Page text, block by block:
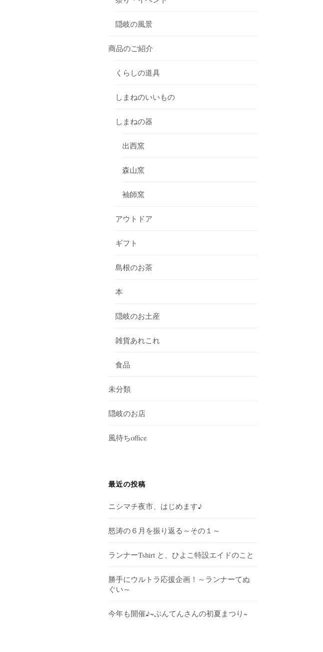
隠岐の風景
商品のご紹介
くらしの道具
しまねのいいもの
しまねの器
出西窯
森山窯
袖師窯
アウトドア
ギフト
島根のお茶
本
隠岐のお土産
雑貨あれこれ
食品
未分類
隠岐のお店
風待ちoffice
最近の投稿
ニシマチ夜市、はじめます♪
怒涛の６月を振り返る～その１～
ランナーTshirt と、ひよこ特設エイドのこと
勝手にウルトラ応援企画！～ランナーてぬ
ぐい～
今年も開催♪~ぶんてんさんの初夏まつり~